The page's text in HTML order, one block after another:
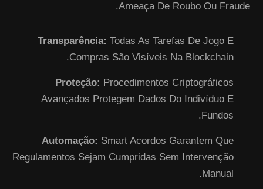
Ameaça De Roubo Ou Fraude.
Transparência: Todas As Tarefas De Jogo E
Compras São Visíveis Na Blockchain.
Proteção: Procedimentos Criptográficos
Avançados Protegem Dados Do Indivíduo E
Fundos.
Automação: Smart Acordos Garantem Que
Regulamentos Sejam Cumpridas Sem Intervenção
Manual.